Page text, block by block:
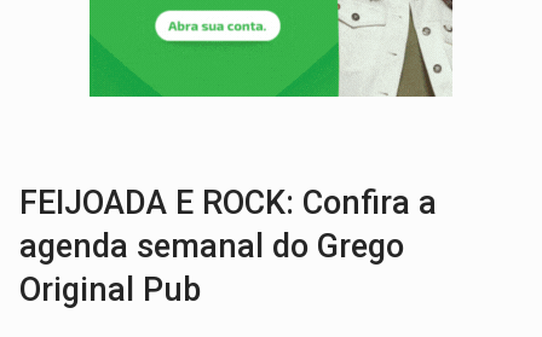
VÍDEO:Perseguição é registrada no shopping após colombiana furtar
LUDOPATIA: Apostas online começam a afetar produtividade e rotina
FEIJOADA E ROCK: Confira a
agenda semanal do Grego
Original Pub